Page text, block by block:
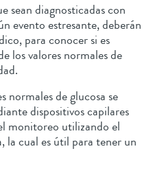
sean diagnosticadas con
evento estresante, deberán
para conocer si es
los valores normales de
normales de glucosa se
dispositivos capilares
monitoreo utilizando el
la cual es útil para tener un